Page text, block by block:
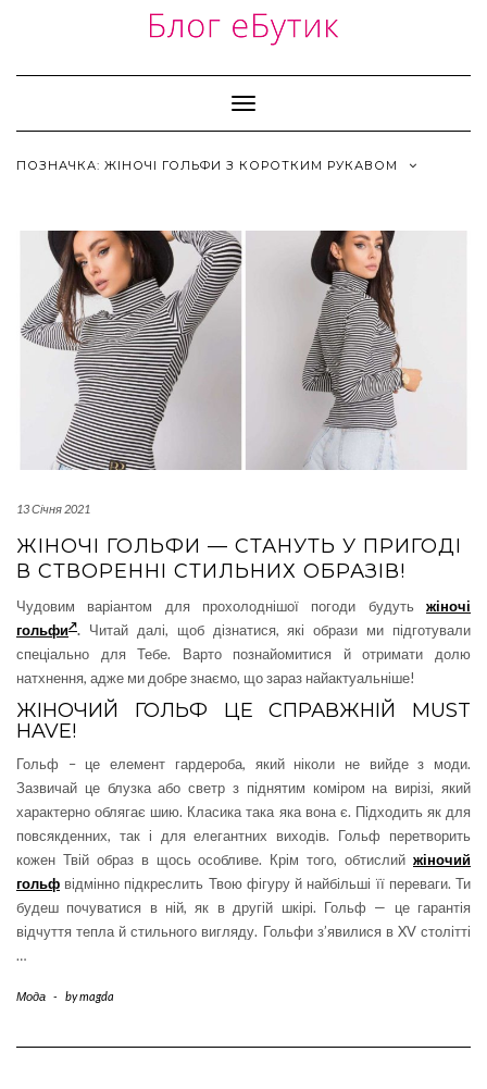
Toggle
Navigation
ПОЗНАЧКА: ЖІНОЧІ ГОЛЬФИ З КОРОТКИМ РУКАВОМ
13 Січня 2021
ЖІНОЧІ ГОЛЬФИ — СТАНУТЬ У ПРИГОДІ
В СТВОРЕННІ СТИЛЬНИХ ОБРАЗІВ!
Чудовим варіантом для прохолоднішої погоди будуть жіночі
гольфи . Читай далі, щоб дізнатися, які образи ми підготували
спеціально для Тебе. Варто познайомитися й отримати долю
натхнення, адже ми добре знаємо, що зараз найактуальніше!
ЖІНОЧИЙ ГОЛЬФ ЦЕ СПРАВЖНІЙ MUST
HAVE!
Гольф – це елемент гардероба, який ніколи не вийде з моди.
Зазвичай це блузка або светр з піднятим коміром на вирізі, який
характерно облягає шию. Класика така яка вона є. Підходить як для
повсякденних, так і для елегантних виходів. Гольф перетворить
кожен Твій образ в щось особливе. Крім того, обтислий жіночий
гольф відмінно підкреслить Твою фігуру й найбільші її переваги. Ти
будеш почуватися в ній, як в другій шкірі. Гольф — це гарантія
відчуття тепла й стильного вигляду. Гольфи з’явилися в XV столітті
…
Мода - bymagda